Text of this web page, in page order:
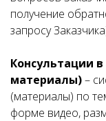
получение
запросу
Консультации
материалы)–
(материалы) по
форме видео,